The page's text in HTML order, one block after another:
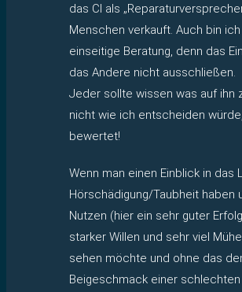
das CI als
Menschen verkauft. Auch bin
einseitige Beratung, denn das
das Andere nicht ausschließen.
Jeder sollte wissen was auf ihn
nicht wie ich entscheiden
bewertet!
Wenn man einen Einblick in das
Hörschädigung/Taubheit haben
Nutzen (hier ein sehr guter
starker Willen und sehr viel
sehen möchte und ohne das
Beigeschmack einer